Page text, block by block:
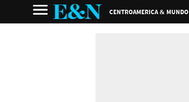
CENTROAMERICA & MUNDO